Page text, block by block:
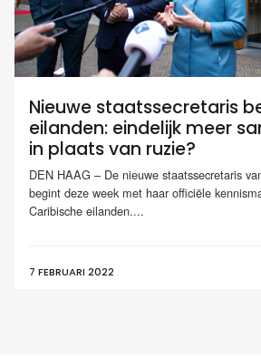
Nieuwe staatssecretaris
eilanden: eindelijk meer
in plaats van ruzie?
DEN HAAG – De nieuwe staatssecretaris
begint deze week met haar officiële
Caribische eilanden....
7 FEBRUARI 2022